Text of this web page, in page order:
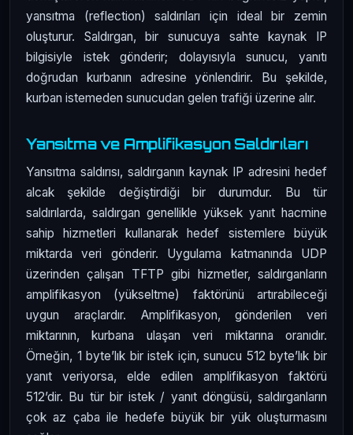
yansıtma (reflection) saldırıları için ideal bir zemin
oluşturur. Saldırgan, bir sunucuya sahte kaynak IP
bilgisiyle istek gönderir; dolayısıyla sunucu, yanıtı
doğrudan kurbanın adresine yönlendirir. Bu şekilde,
kurban istemeden sunucudan gelen trafiği üzerine alır.
Yansıtma ve Amplifikasyon Saldırıları
Yansıtma saldırısı, saldırganın kaynak IP adresini hedef
alcak şekilde değiştirdiği bir durumdur. Bu tür
saldırılarda, saldırgan genellikle yüksek yanıt hacmine
sahip hizmetleri kullanarak hedef sistemlere büyük
miktarda veri gönderir. Uygulama katmanında UDP
üzerinden çalışan TFTP gibi hizmetler, saldırganların
amplifikasyon (yükseltme) faktörünü artırabileceği
uygun araçlardır. Amplifikasyon, gönderilen veri
miktarının, kurbana ulaşan veri miktarına oranıdır.
Örneğin, 1 byte’lık bir istek için, sunucu 512 byte’lık bir
yanıt veriyorsa, elde edilen amplifikasyon faktörü
512’dir. Bu tür bir istek / yanıt döngüsü, saldırganların
çok az çaba ile hedefe büyük bir yük oluşturmasını